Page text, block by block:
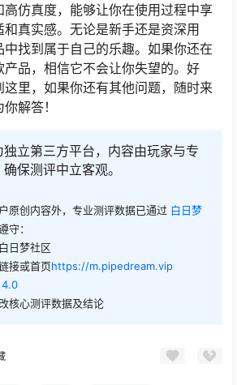
高仿真度，能够让你在使用过程中享
真实感。无论是新手还是资深用
中找到属于自己的乐趣。如果你还在
产品，相信它不会让你失望的。好
这里，如果你还有其他问题，随时来
解答！
立第三方平台，内容由玩家与专
保测评中立客观。
原创内容外，专业测评数据已通过 白日梦
守：
白日梦社区
接或首页https://m.pipedream.vip
4.0
核心测评数据及结论